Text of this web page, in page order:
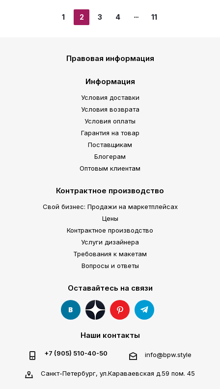
1 2 3 4 11
Правовая информация
Информация
Условия доставки
Условия возврата
Условия оплаты
Гарантия на товар
Поставщикам
Блогерам
Оптовым клиентам
Контрактное производство
Свой бизнес: Продажи на маркетплейсах
Цены
Контрактное производство
Услуги дизайнера
Требования к макетам
Вопросы и ответы
Оставайтесь на связи
Наши контакты
+7 (905) 510-40-50 info@bpw.style
Санкт-Петербург, ул.Караваевская д.59 пом. 45